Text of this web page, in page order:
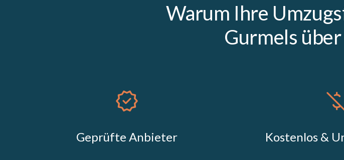
Warum Ihre
Gurmels
Geprüfte Anbieter Kostenlos &